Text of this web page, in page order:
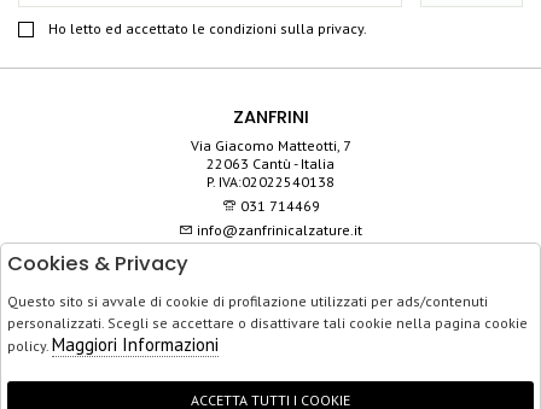
Ho letto ed accettato le condizioni sulla privacy.
ZANFRINI
Via Giacomo Matteotti, 7
22063 Cantù - Italia
P. IVA:02022540138
031 714469
info@zanfrinicalzature.it
SERVIZIO CLIENTI
ACQUISTO SICURO
Cookies & Privacy
Questo sito si avvale di cookie di profilazione utilizzati per ads/contenuti
personalizzati. Scegli se accettare o disattivare tali cookie nella pagina cookie
policy. Maggiori Informazioni
ACCETTA TUTTI I COOKIE